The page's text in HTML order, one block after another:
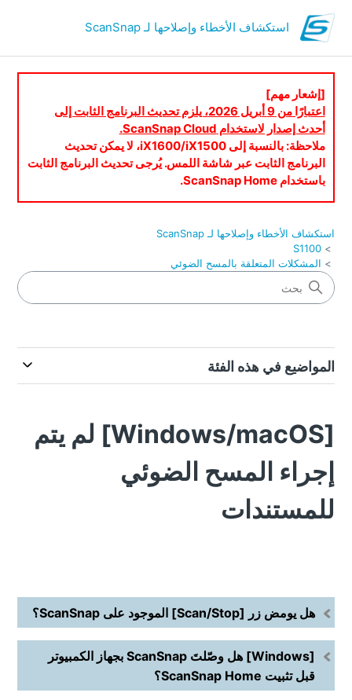
استكشاف الأخطاء وإصلاحها لـ ScanSnap
[إشعار مهم]
اعتبارًا من 9 أبريل 2026، يلزم تحديث البرنامج الثابت إلى
أحدث إصدار لاستخدام ScanSnap Cloud.
ملاحظة: بالنسبة إلى iX1600/iX1500، لا يمكن تحديث
البرنامج الثابت عبر شاشة اللمس. يُرجى تحديث البرنامج الثابت
باستخدام ScanSnap Home.
استكشاف الأخطاء وإصلاحها لـ ScanSnap
S1100
المشكلات المتعلقة بالمسح الضوئي
المواضيع في هذه الفئة
[Windows/macOS] لم يتم
إجراء المسح الضوئي
للمستندات
هل يومض زر [Scan/Stop] الموجود على ScanSnap؟
[Windows] هل وصّلتَ ScanSnap بجهاز الكمبيوتر
قبل تثبيت ScanSnap Home؟